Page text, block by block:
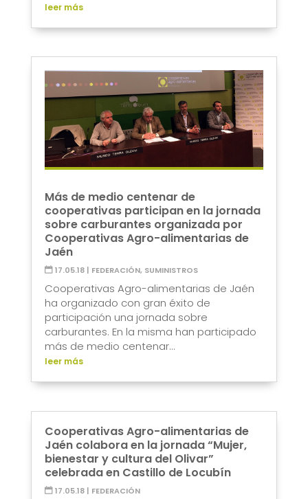
leer más
Más de medio centenar de
cooperativas participan en la jornada
sobre carburantes organizada por
Cooperativas Agro-alimentarias de
Jaén
17.05.18| FEDERACIÓN, SUMINISTROS
Cooperativas Agro-alimentarias de Jaén
ha organizado con gran éxito de
participación una jornada sobre
carburantes. En la misma han participado
más de medio centenar...
leer más
Cooperativas Agro-alimentarias de
Jaén colabora en la jornada “Mujer,
bienestar y cultura del Olivar”
celebrada en Castillo de Locubín
17.05.18| FEDERACIÓN